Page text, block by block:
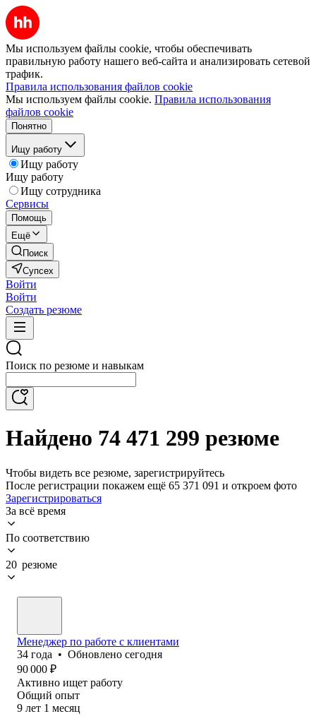
Мы используем файлы cookie, чтобы обеспечивать
правильную работу нашего веб-сайта и анализировать сетевой
трафик.
Правила использования файлов cookie
Мы используем файлы cookie. Правила использования
файлов cookie
Понятно
Ищу работу
Ищу работу
Ищу работу
Ищу сотрудника
Сервисы
Помощь
Ещё
Поиск
Супсех
Войти
Войти
Создать резюме
Поиск по резюме и навыкам
Найдено 74 471 299 резюме
Чтобы видеть все резюме, зарегистрируйтесь
После регистрации покажем ещё 65 371 091 и откроем фото
Зарегистрироваться
За всё время
По соответствию
20 резюме
Менеджер по работе с клиентами
34 года • Обновлено сегодня
90 000 ₽
Активно ищет работу
Общий опыт
9 лет 1 месяц